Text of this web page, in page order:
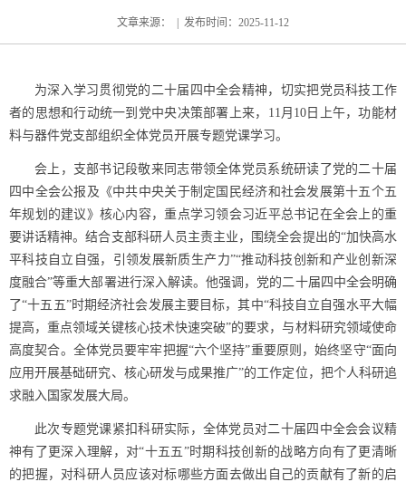
文章来源： | 发布时间：2025-11-12
为深入学习贯彻党的二十届四中全会精神，切实把党员科技工作
者的思想和行动统一到党中央决策部署上来， 11 月 10 日上午，功能材
料与器件党支部组织全体党员开展专题党课学习。
会上，支部书记段敬来同志带领全体党员系统研读了党的二十届
四中全会公报及《中共中央关于制定国民经济和社会发展第十五个五
年规划的建议》核心内容，重点学习领会习近平总书记在全会上的重
要讲话精神。结合支部科研人员主责主业，围绕全会提出的“加快高水
平科技自立自强，引领发展新质生产力”“推动科技创新和产业创新深
度融合”等重大部署进行深入解读。他强调，党的二十届四中全会明确
了“十五五”时期经济社会发展主要目标，其中“科技自立自强水平大幅
提高，重点领域关键核心技术快速突破”的要求，与材料研究领域使命
高度契合。全体党员要牢牢把握“六个坚持”重要原则，始终坚守“面向
应用开展基础研究、核心研发与成果推广”的工作定位，把个人科研追
求融入国家发展大局。
此次专题党课紧扣科研实际，全体党员对二十届四中全会会议精
神有了更深入理解，对“十五五”时期科技创新的战略方向有了更清晰
的把握，对科研人员应该对标哪些方面去做出自己的贡献有了新的启